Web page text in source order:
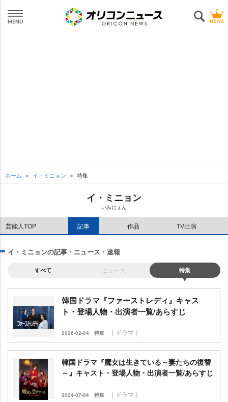
ホーム イ・ミニョン 特集
イ・ミニョン
いみにょん
芸能人TOP 記事 作品 TV出演
イ・ミニョンの記事・ニュース・速報
すべて ニュース 特集
韓国ドラマ『ファーストレディ』キャス
ト・登場人物・出演者一覧/あらすじ
2026-02-04 特集 ｜ドラマ｜
韓国ドラマ『魔女は生きている～妻たちの復讐
～』キャスト・登場人物・出演者一覧/あらすじ
2024-07-04 特集 ｜ドラマ｜